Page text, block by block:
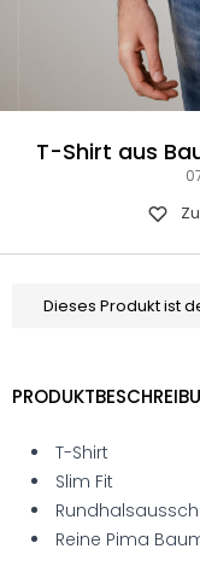
T-Shirt aus
Dieses Produkt ist
T-Shirt
Slim Fit
Reine Pima